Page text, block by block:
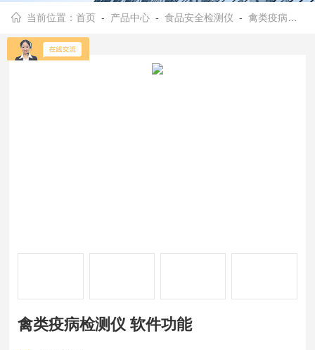
当前位置：首页 - 产品中心 -食品安全检测仪 -禽类疫病检测仪
禽类疫病检测仪 软件功能